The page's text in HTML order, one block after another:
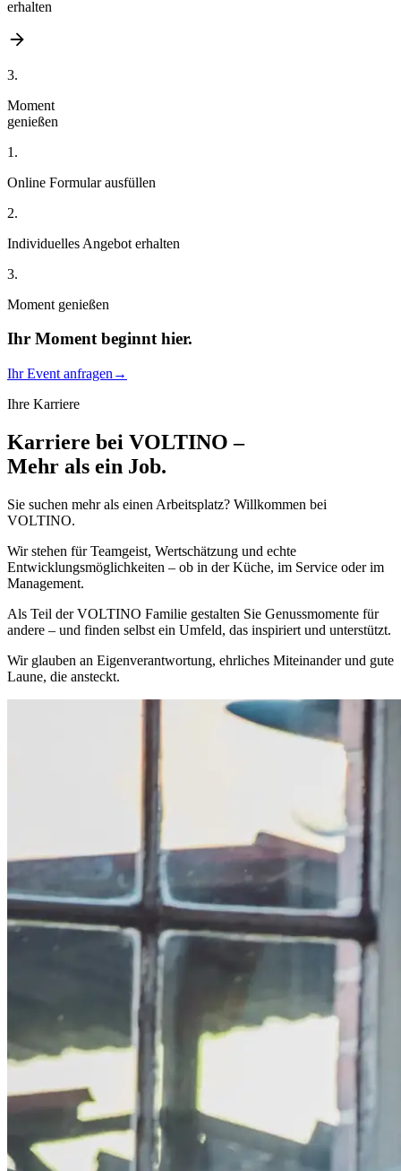
erhalten
3.
Moment
genießen
1.
Online Formular ausfüllen
2.
Individuelles Angebot erhalten
3.
Moment genießen
Ihr Moment beginnt hier.
Ihr Event anfragen →
Ihre Karriere
Karriere bei VOLTINO –
Mehr als ein Job.
Sie suchen mehr als einen Arbeitsplatz? Willkommen bei
VOLTINO.
Wir stehen für Teamgeist, Wertschätzung und echte
Entwicklungsmöglichkeiten – ob in der Küche, im Service oder im
Management.
Als Teil der VOLTINO Familie gestalten Sie Genussmomente für
andere – und finden selbst ein Umfeld, das inspiriert und unterstützt.
Wir glauben an Eigenverantwortung, ehrliches Miteinander und gute
Laune, die ansteckt.